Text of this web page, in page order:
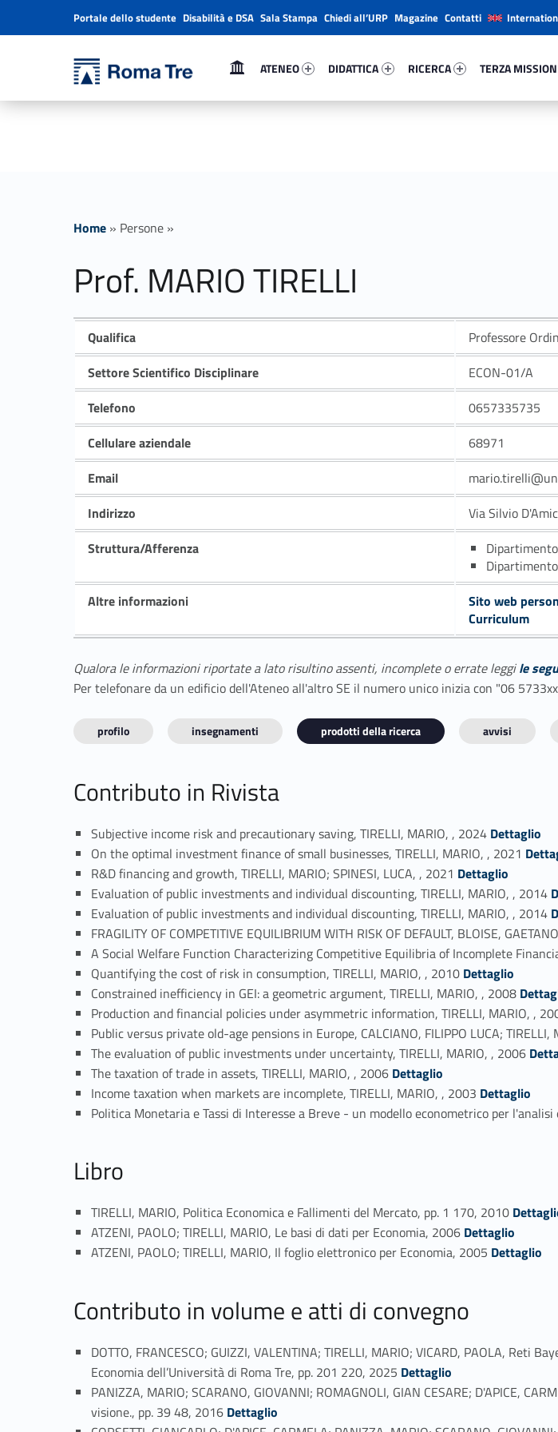
Prof. MARIO TIRELLI ricerca - Università Roma Tre
Primary Menu
ATENEO
DIDATTICA
RICERCA
TERZA
Header info sidebar
Portale dello studente Disabilità e DSA Sala Stampa Chiedi all’URP Magazine Contatti
Home » Persone »
Prof. MARIO TIRELLI
Qualifica
Professore
Settore Scientifico Disciplinare
ECON-01/A
Telefono
0657335735
Cellulare aziendale
68971
Email
Indirizzo
Via Silvio
Struttura/Afferenza
Altre informazioni
Sito web
Curriculum
Qualora le informazioni riportate a lato risultino assenti, incomplete o errate leggile
Per telefonare da un edificio dell'Ateneo all'altro SE il numero unico inizia con "06
profilo insegnamenti prodotti della ricerca avvisi
Contributo in Rivista
Subjective income risk and precautionary saving, TIRELLI, MARIO, , 2024 Link identifier #identifier_person_102195-1
Dettaglio
On the optimal investment finance of small businesses, TIRELLI, MARIO, , 2021Link identifier #identifier_person_33269-2
R&D financing and growth, TIRELLI, MARIO; SPINESI, LUCA, , 2021 Link identifier #identifier_person_144675-3
Dettaglio
Evaluation of public investments and individual discounting, TIRELLI, MARIO, , 2014 Link identifier #identifier_person_77404-4
Evaluation of public investments and individual discounting, TIRELLI, MARIO, , 2014 Link identifier #identifier_person_128994-5
FRAGILITY OF COMPETITIVE EQUILIBRIUM WITH RISK OF DEFAULT, BLOISE,
A Social Welfare Function Characterizing Competitive Equilibria of Incomplete
Quantifying the cost of risk in consumption, TIRELLI, MARIO, , 2010 Link identifier #identifier_person_114727-8
Dettaglio
Constrained inefficiency in GEI: a geometric argument, TIRELLI, MARIO, , 2008 Link identifier #identifier_person_62618-9
Production and financial policies under asymmetric information, TIRELLI, MARIO, ,
Public versus private old-age pensions in Europe, CALCIANO, FILIPPO LUCA; TIRELLI,
The evaluation of public investments under uncertainty, TIRELLI, MARIO, , 2006 Link identifier #identifier_person_195284-12
The taxation of trade in assets, TIRELLI, MARIO, , 2006Link identifier #identifier_person_182819-13
Dettaglio
Income taxation when markets are incomplete, TIRELLI, MARIO, , 2003 Link identifier #identifier_person_11045-14
Dettaglio
Politica Monetaria e Tassi di Interesse a Breve - un modello econometrico per l'analisi
Libro
TIRELLI, MARIO, Politica Economica e Fallimenti del Mercato, pp. 1 170, 2010 Link identifier #identifier_person_42597-16
ATZENI, PAOLO; TIRELLI, MARIO, Le basi di dati per Economia, 2006 Link identifier #identifier_person_16364-17
Dettaglio
ATZENI, PAOLO; TIRELLI, MARIO, Il foglio elettronico per Economia, 2005 Link identifier #identifier_person_87217-18
Dettaglio
Contributo in volume e atti di convegno
DOTTO, FRANCESCO; GUIZZI, VALENTINA; TIRELLI, MARIO; VICARD, PAOLA,
Economia dell’Università di Roma Tre, pp. 201 220, 2025 Link identifier #identifier_person_98616-19
Dettaglio
PANIZZA, MARIO; SCARANO, GIOVANNI; ROMAGNOLI, GIAN CESARE; D'APICE,
visione., pp. 39 48, 2016 Link identifier #identifier_person_139507-20
Dettaglio